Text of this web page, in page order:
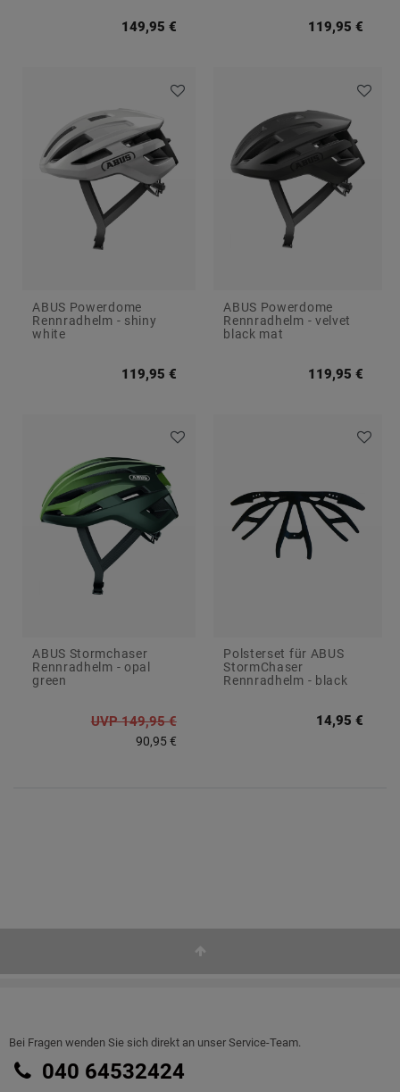
149,95 € 119,95 €
ABUS Powerdome
Rennradhelm - shiny
white
119,95 €
ABUS Powerdome
Rennradhelm - velvet
black mat
119,95 €
ABUS Stormchaser
Rennradhelm - opal
green
UVP 149,95 €
90,95 €
Polsterset für ABUS
StormChaser
Rennradhelm - black
14,95 €
Bei Fragen wenden Sie sich direkt an unser Service-Team.
040 64532424